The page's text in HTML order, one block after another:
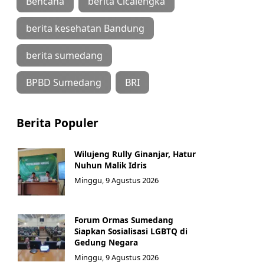
berita kesehatan Bandung
berita sumedang
BPBD Sumedang BRI
Berita Populer
Wilujeng Rully Ginanjar, Hatur
Nuhun Malik Idris
Minggu, 9 Agustus 2026
Forum Ormas Sumedang
Siapkan Sosialisasi LGBTQ di
Gedung Negara
Minggu, 9 Agustus 2026